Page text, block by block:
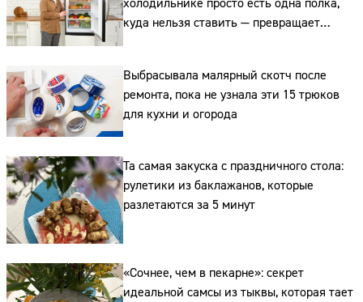
холодильнике просто есть одна полка,
куда нельзя ставить — превращает
свежие продукты в бактериальную бомбу
Выбрасывала малярный скотч после
ремонта, пока не узнала эти 15 трюков
для кухни и огорода
Та самая закуска с праздничного стола:
рулетики из баклажанов, которые
разлетаются за 5 минут
«Сочнее, чем в пекарне»: секрет
идеальной самсы из тыквы, которая тает
Сайт:
Адрес: